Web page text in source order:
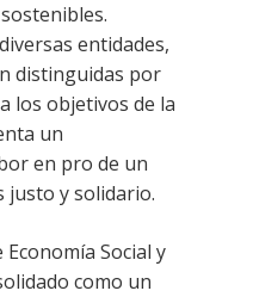
entidades,
distinguidas por
los objetivos de la
un
en pro de un
justo y solidario.
Economía Social y
como un